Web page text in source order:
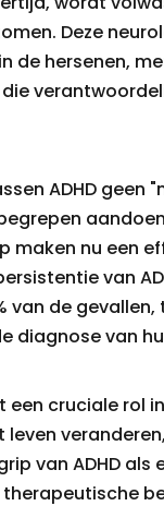
Deze
de hersenen,
ADHD geen
maken nu een
van
de
diagnose van
cruciale rol
van ADHD